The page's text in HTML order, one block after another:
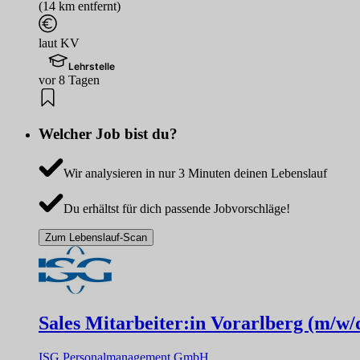
(14 km entfernt)
laut KV
Lehrstelle
vor 8 Tagen
Welcher Job bist du?
Wir analysieren in nur 3 Minuten deinen Lebenslauf
Du erhältst für dich passende Jobvorschläge!
Zum Lebenslauf-Scan
Sales Mitarbeiter:in Vorarlberg (m/w/